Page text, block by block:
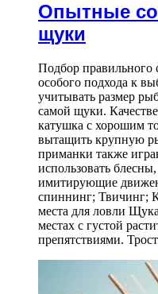
Опытные
щуки
Подбор правильного
особого подхода к
учитывать размер
самой щуки.
катушка с хорошим
вытащить крупную
приманки также
использовать
имитирующие
спиннинг; Твичинг;
места для ловли
местах с густой
препятствиями.